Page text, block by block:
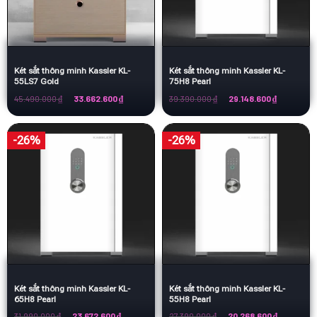
Két sắt thông minh Kassler KL-
55LS7 Gold
45.490.000₫
Giá
là:
45.490.000 ₫.
33.662.600₫Giá
hiện
tại
là:
33.662.600 ₫.
Két sắt thông minh Kassler KL-
75H8 Pearl
39.390.000₫
Giá
là:
39.390.000 ₫.
29.148.600₫Giá
hiện
tại
là:
-26%
Két sắt thông minh Kassler KL-
65H8 Pearl
-26%
Két sắt thông minh Kassler KL-
55H8 Pearl